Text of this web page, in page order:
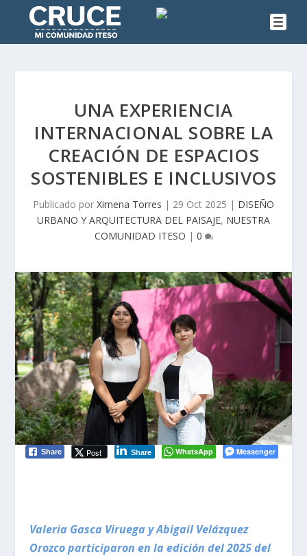
UNA EXPERIENCIA
INTERNACIONAL SOBRE LA
CREACIÓN DE ESPACIOS
SOSTENIBLES E INCLUSIVOS
Publicado por Ximena Torres | 29 Oct 2025 | DISEÑO
URBANO Y ARQUITECTURA DEL PAISAJE, NUESTRA
COMUNIDAD ITESO | 0
Share Post Share WhatsApp Messenger
Valeria Gasca Viruega y Abigail Velázquez
Orozco participaron en la edición del 2025 del